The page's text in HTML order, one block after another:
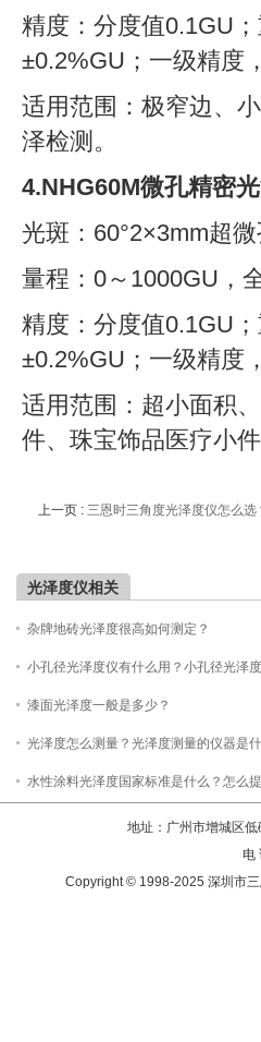
精度：分度值0.1GU
±0.2%GU；一级精度
适用范围：极窄边、
泽检测。
4.NHG60M微孔精密
光斑：60°2×3mm超
量程：0～1000GU，
精度：分度值0.1GU
±0.2%GU；一级精度
适用范围：超小面积
件、珠宝饰品医疗小
上一页 : 三恩时三角度光泽度仪怎么
光泽度仪相关
杂牌地砖光泽度很高如何测定？
小孔径光泽度仪有什么用？小孔径光泽
漆面光泽度一般是多少？
光泽度怎么测量？光泽度测量的仪器是
水性涂料光泽度国家标准是什么？怎么
地址：广州市增城区
电
Copyright © 1998-2025 深圳市